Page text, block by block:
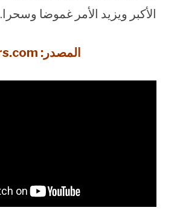
الأكبر ويزيد الأمر غموضا وسحرا.
المصدر: iramofpillars.com